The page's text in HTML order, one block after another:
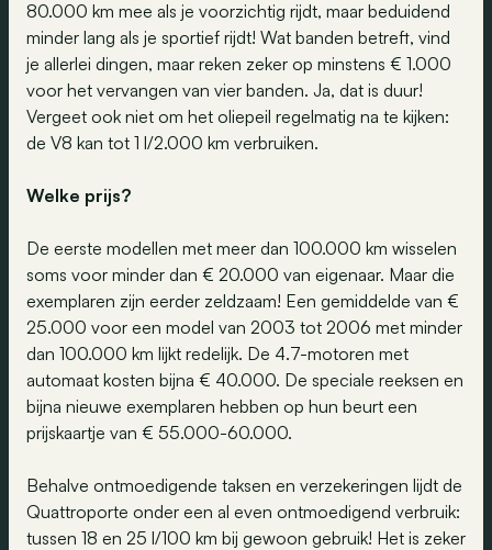
80.000 km mee als je voorzichtig rijdt, maar beduidend
minder lang als je sportief rijdt! Wat banden betreft, vind
je allerlei dingen, maar reken zeker op minstens € 1.000
voor het vervangen van vier banden. Ja, dat is duur!
Vergeet ook niet om het oliepeil regelmatig na te kijken:
de V8 kan tot 1 l/2.000 km verbruiken.
Welke prijs?
De eerste modellen met meer dan 100.000 km wisselen
soms voor minder dan € 20.000 van eigenaar. Maar die
exemplaren zijn eerder zeldzaam! Een gemiddelde van €
25.000 voor een model van 2003 tot 2006 met minder
dan 100.000 km lijkt redelijk. De 4.7-motoren met
automaat kosten bijna € 40.000. De speciale reeksen en
bijna nieuwe exemplaren hebben op hun beurt een
prijskaartje van € 55.000-60.000.
Behalve ontmoedigende taksen en verzekeringen lijdt de
Quattroporte onder een al even ontmoedigend verbruik:
tussen 18 en 25 l/100 km bij gewoon gebruik! Het is zeker